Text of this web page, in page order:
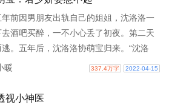
年前因男朋友出轨自己的姐姐，沈洛洛一
酒吧买醉，一不小心丢了初夜。第二天
。五年后，沈洛洛协萌宝归来。“沈洛
是谁？”君昊牙痒痒的看着眼前酷..
暖 337.4万字 2022-04-15
视小神医